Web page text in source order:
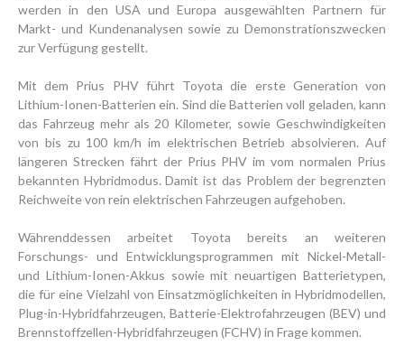
werden in den USA und Europa ausgewählten Partnern für
Markt- und Kundenanalysen sowie zu Demonstrationszwecken
zur Verfügung gestellt.
Mit dem Prius PHV führt Toyota die erste Generation von
Lithium-Ionen-Batterien ein. Sind die Batterien voll geladen, kann
das Fahrzeug mehr als 20 Kilometer, sowie Geschwindigkeiten
von bis zu 100 km/h im elektrischen Betrieb absolvieren. Auf
längeren Strecken fährt der Prius PHV im vom normalen Prius
bekannten Hybridmodus. Damit ist das Problem der begrenzten
Reichweite von rein elektrischen Fahrzeugen aufgehoben.
Währenddessen arbeitet Toyota bereits an weiteren
Forschungs- und Entwicklungsprogrammen mit Nickel-Metall-
und Lithium-Ionen-Akkus sowie mit neuartigen Batterietypen,
die für eine Vielzahl von Einsatzmöglichkeiten in Hybridmodellen,
Plug-in-Hybridfahrzeugen, Batterie-Elektrofahrzeugen (BEV) und
Brennstoffzellen-Hybridfahrzeugen (FCHV) in Frage kommen.